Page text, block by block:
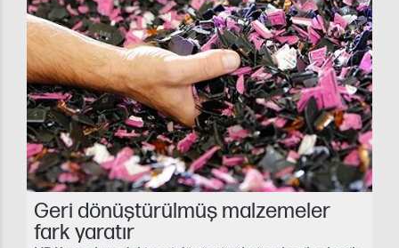
Geri dönüştürülmüş malzemeler
fark yaratır